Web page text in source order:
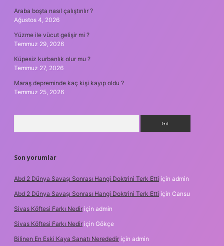
Araba boşta nasıl çalıştırılır ?
Ağustos 4, 2026
Yüzme ile vücut gelişir mi ?
Temmuz 29, 2026
Küpesiz kurbanlık olur mu ?
Temmuz 27, 2026
Maraş depreminde kaç kişi kayıp oldu ?
Temmuz 25, 2026
Son yorumlar
Abd 2 Dünya Savaşı Sonrası Hangi Doktrini Terk Etti için admin
Abd 2 Dünya Savaşı Sonrası Hangi Doktrini Terk Etti için Cansu
Sivas Köftesi Farkı Nedir için admin
Sivas Köftesi Farkı Nedir için Gökçe
Bilinen En Eski Kaya Sanatı Nerededir için admin